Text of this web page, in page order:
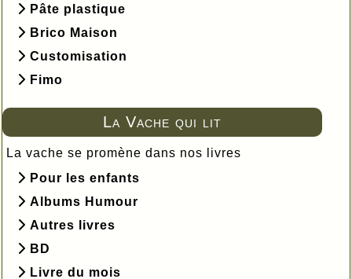
Pâte plastique
Brico Maison
Customisation
Fimo
La Vache qui lit
La vache se promène dans nos livres
Pour les enfants
Albums Humour
Autres livres
BD
Livre du mois